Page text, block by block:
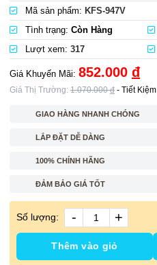
Mã sản phẩm: KFS-947V
Tình trạng: Còn Hàng
Lượt xem: 317
Giá Khuyến Mãi: 852.000 đ
Giá Thị Trường: 1.070.000đ - Tiết Kiệm
GIAO HÀNG NHANH CHÓNG
LẮP ĐẶT DỄ DÀNG
100% CHÍNH HÃNG
ĐẢM BẢO GIÁ TỐT
Số lượng: - +
Thêm vào giỏ